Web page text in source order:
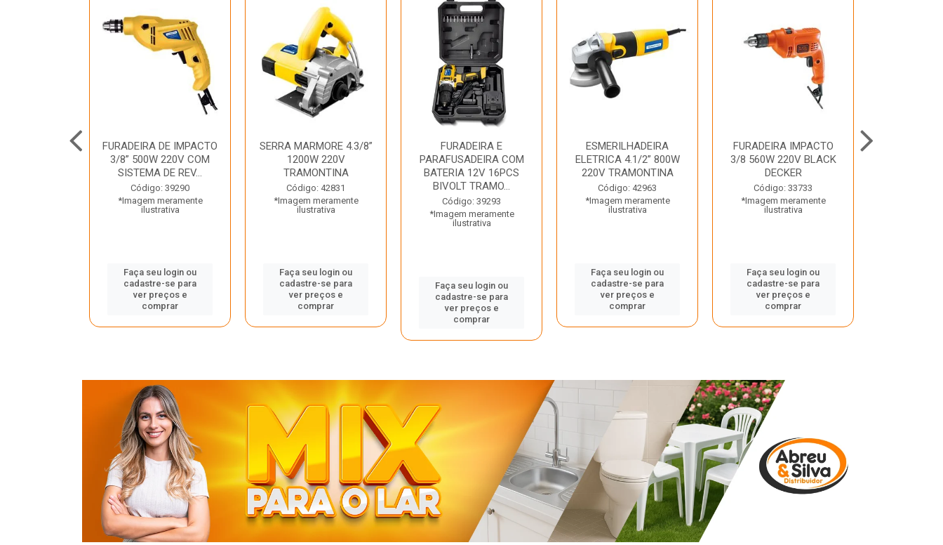
FURADEIRA DE IMPACTO
3/8” 500W 220V COM
SISTEMA DE REV...
Código: 39290
*Imagem meramente
ilustrativa
Faça seu login ou
cadastre-se para
ver preços e
comprar
SERRA MARMORE 4.3/8”
1200W 220V
TRAMONTINA
Código: 42831
*Imagem meramente
ilustrativa
Faça seu login ou
cadastre-se para
ver preços e
comprar
FURADEIRA E
PARAFUSADEIRA COM
BATERIA 12V 16PCS
BIVOLT TRAMO...
Código: 39293
*Imagem meramente
ilustrativa
Faça seu login ou
cadastre-se para
ver preços e
comprar
ESMERILHADEIRA
ELETRICA 4.1/2” 800W
220V TRAMONTINA
Código: 42963
*Imagem meramente
ilustrativa
Faça seu login ou
cadastre-se para
ver preços e
comprar
FURADEIRA IMPACTO
3/8 560W 220V BLACK
DECKER
Código: 33733
*Imagem meramente
ilustrativa
Faça seu login ou
cadastre-se para
ver preços e
comprar